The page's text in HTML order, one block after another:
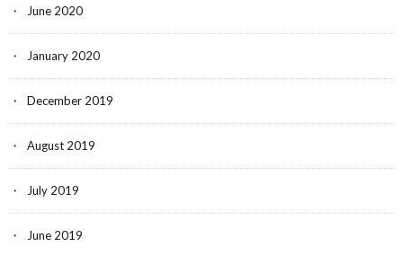
June 2020
January 2020
December 2019
August 2019
July 2019
June 2019